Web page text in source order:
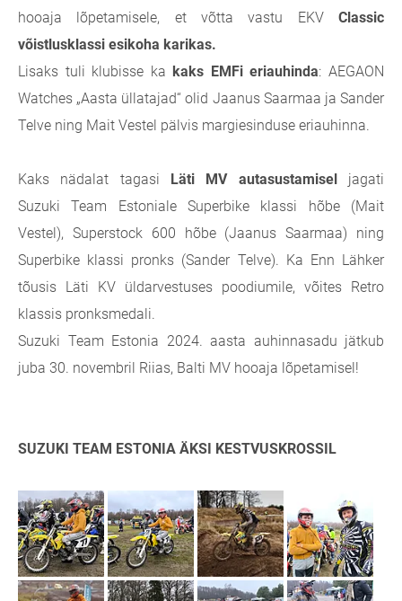
hooaja lõpetamisele, et võtta vastu EKV Classic
võistlusklassi esikoha karikas.
Lisaks tuli klubisse ka kaks EMFi eriauhinda: AEGAON
Watches „Aasta üllatajad“ olid Jaanus Saarmaa ja Sander
Telve ning Mait Vestel pälvis margiesinduse eriauhinna.
Kaks nädalat tagasi Läti MV autasustamiseljagati
Suzuki Team Estoniale Superbike klassi hõbe (Mait
Vestel), Superstock 600 hõbe (Jaanus Saarmaa) ning
Superbike klassi pronks (Sander Telve). Ka Enn Lähker
tõusis Läti KV üldarvestuses poodiumile, võites Retro
klassis pronksmedali.
Suzuki Team Estonia 2024. aasta auhinnasadu jätkub
juba 30. novembril Riias, Balti MV hooaja lõpetamisel!
SUZUKI TEAM ESTONIA ÄKSI KESTVUSKROSSIL